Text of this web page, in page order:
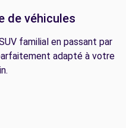
de véhicules
familial en passant par
adapté à votre